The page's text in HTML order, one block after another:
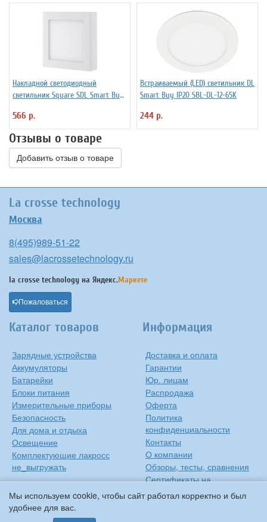
Мы используем cookie, чтобы сайт работал корректно и был
удобнее для вас.
Накладной светодиодный
светильник Square SDL Smart Buy
566 р.
Встраиваемый (LED) светильник DL
Smart Buy IP20 SBL-DL-12-65K
244 р.
Отзывы о товаре
Добавить отзыв о товаре
La crosse technology
Москва
8(495)989-51-22
sales@lacrossetechnology.ru
la crosse technology на Яндекс.Маркете
Пожаловаться
Каталог товаров
Зарядные устройства
Аккумуляторы
Батарейки
Блоки питания
Измерительные приборы
Безопасность
Для дома и отдыха
Освещение
Комплектующие лакросс
не_выгружать
Информация
Доставка и оплата
Гарантии
Юр. лицам
Распродажа
Оферта
Политика
конфиденциальности
Контакты
О компании
Обзоры, тесты, сравнения
Сертификаты на
продукцию
Инструкции на русском